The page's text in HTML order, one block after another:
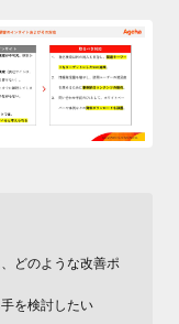
どのような改善ポ
を検討したい